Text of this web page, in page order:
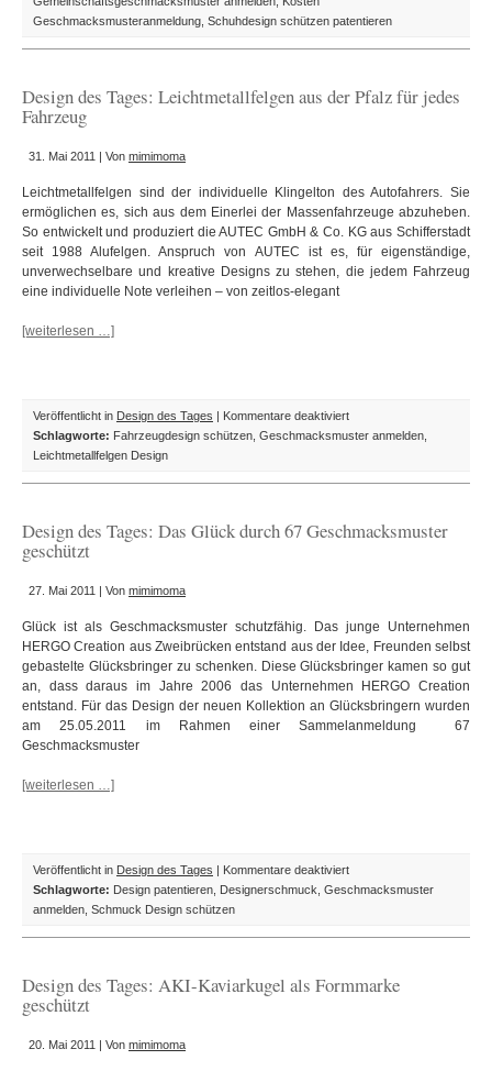
Tages:
Josef
Geschmacksmusteranmeldung Schuhdesign schützen patentieren
Design des Tages: Leichtmetallfelgen aus der Pfalz für jedes
Fahrzeug
31. Mai 2011 | Von mimimoma
Leichtmetallfelgen sind der individuelle Klingelton des Autofahrers. Sie
ermöglichen es, sich aus dem Einerlei der Massenfahrzeuge abzuheben.
So entwickelt und produziert die AUTEC GmbH & Co. KG aus Schifferstadt
seit 1988 Alufelgen. Anspruch von AUTEC ist es, für eigenständige,
unverwechselbare und kreative Designs zu stehen, die jedem Fahrzeug
eine individuelle Note verleihen – von zeitlos-elegant
[weiterlesen …]
Veröffentlicht in Design des Tages | Kommentare deaktiviertfür
Design
der
Schlagworte: Fahrzeugdesign schützen Geschmacksmuster anmelden
Leichtmetallfelgen Design
Design des Tages: Das Glück durch 67 Geschmacksmuster
geschützt
27. Mai 2011 | Von mimimoma
Glück ist als Geschmacksmuster schutzfähig. Das junge Unternehmen
HERGO Creation aus Zweibrücken entstand aus der Idee, Freunden selbst
gebastelte Glücksbringer zu schenken. Diese Glücksbringer kamen so gut
an, dass daraus im Jahre 2006 das Unternehmen HERGO Creation
entstand. Für das Design der neuen Kollektion an Glücksbringern wurden
am 25.05.2011 im Rahmen einer Sammelanmeldung 67
Geschmacksmuster
[weiterlesen …]
Veröffentlicht in Design des Tages | Kommentare deaktiviertfür
Design
durch
Schlagworte: Design patentieren Designerschmuck Geschmacksmuster
anmelden Schmuck Design schützen
Design des Tages: AKI-Kaviarkugel als Formmarke
geschützt
20. Mai 2011 | Von mimimoma